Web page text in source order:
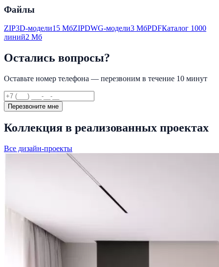
Файлы
ZIP3D-модели15 МбZIPDWG-модели3 МбPDFКаталог 1000
линий2 Мб
Остались вопросы?
Оставьте номер телефона — перезвоним в течение 10 минут
Перезвоните мне
Коллекция в реализованных проектах
Все дизайн-проекты